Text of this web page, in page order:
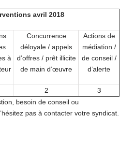
avril 2018
à
Concurrence
déloyale / appels
d’offres / prêt illicite
de main d’œuvre
Actions de
médiation /
de conseil /
d’alerte
2
3
besoin de conseil ou
pas à contacter votre syndicat.